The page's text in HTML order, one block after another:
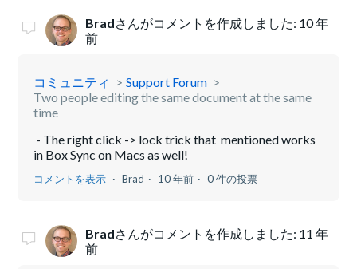
Bradさんがコメントを作成しました: 10 年
前
コミュニティ
Support Forum
Two people editing the same document at the same
time
- The right click -> lock trick that mentioned works
in Box Sync on Macs as well!
コメントを表示 Brad 10 年前 0 件の投票
Bradさんがコメントを作成しました: 11 年
前